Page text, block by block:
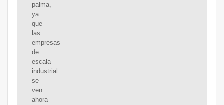
palma,
ya
que
las
empresas
de
escala
industrial
se
ven
ahora